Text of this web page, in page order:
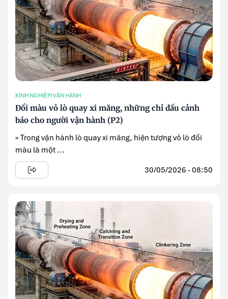
KINH NGHIỆM VẬN HÀNH
Đổi màu vỏ lò quay xi măng, những chỉ dấu cảnh
báo cho người vận hành (P2)
» Trong vận hành lò quay xi măng, hiện tượng vỏ lò đổi
màu là một ...
30/05/2026 - 08:50